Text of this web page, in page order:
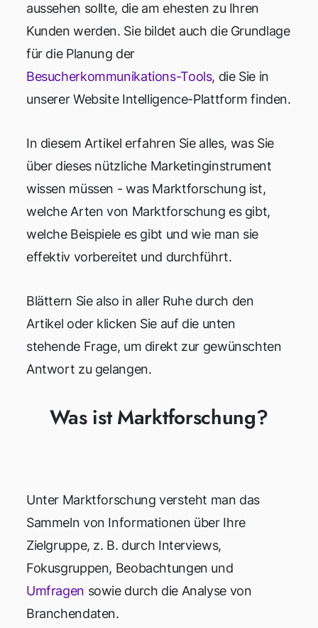
aussehen sollte, die am ehesten zu Ihren
Kunden werden. Sie bildet auch die Grundlage
für die Planung der
Besucherkommunikations-Tools, die Sie in
unserer Website Intelligence-Plattform finden.
In diesem Artikel erfahren Sie alles, was Sie
über dieses nützliche Marketinginstrument
wissen müssen - was Marktforschung ist,
welche Arten von Marktforschung es gibt,
welche Beispiele es gibt und wie man sie
effektiv vorbereitet und durchführt.
Blättern Sie also in aller Ruhe durch den
Artikel oder klicken Sie auf die unten
stehende Frage, um direkt zur gewünschten
Antwort zu gelangen.
Was ist Marktforschung?
Unter Marktforschung versteht man das
Sammeln von Informationen über Ihre
Zielgruppe, z. B. durch Interviews,
Fokusgruppen, Beobachtungen und
Umfragen sowie durch die Analyse von
Branchendaten.